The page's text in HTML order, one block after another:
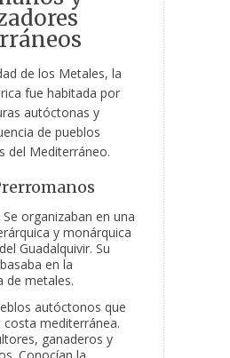
de los Metales, la
fue habitada por
autóctonas y
de pueblos
del Mediterráneo.
Se organizaban en una
y monárquica
Guadalquivir. Su
en la
de metales.
autóctonos que
costa mediterránea.
ganaderos y